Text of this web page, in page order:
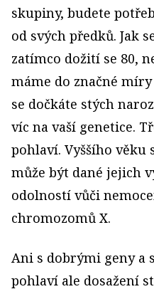
skupiny, budete
od svých předků. Jak
zatímco dožití se 80,
máme do značné
se dočkáte stých
víc na vaší genetice.
pohlaví. Vyššího věku
může být dané jejich
odolností vůči
chromozomů X.
Ani s dobrými geny a
pohlaví ale dosažení